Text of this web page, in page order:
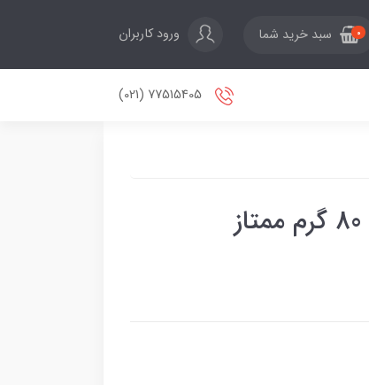
0 سبد خرید شما ورود کاربران